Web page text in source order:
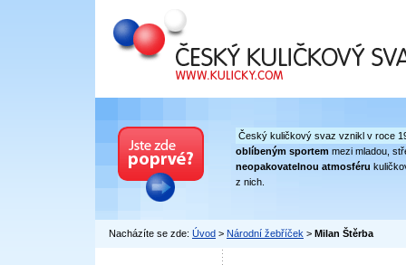
Český kuličkový svaz
Český kuličkový svaz vznikl v roce
oblíbeným sportem mezi mladou,
neopakovatelnou atmosféru
z nich.
Nacházíte se zde: Úvod > Národní žebříček > Milan Štěrba